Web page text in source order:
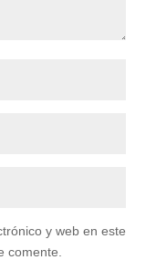
y web en este
comente.